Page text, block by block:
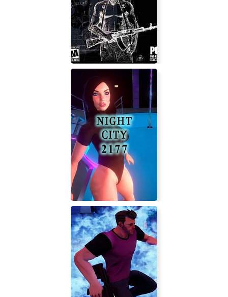
Sirenhead
Paranoia 2: Savior
Night City 2177